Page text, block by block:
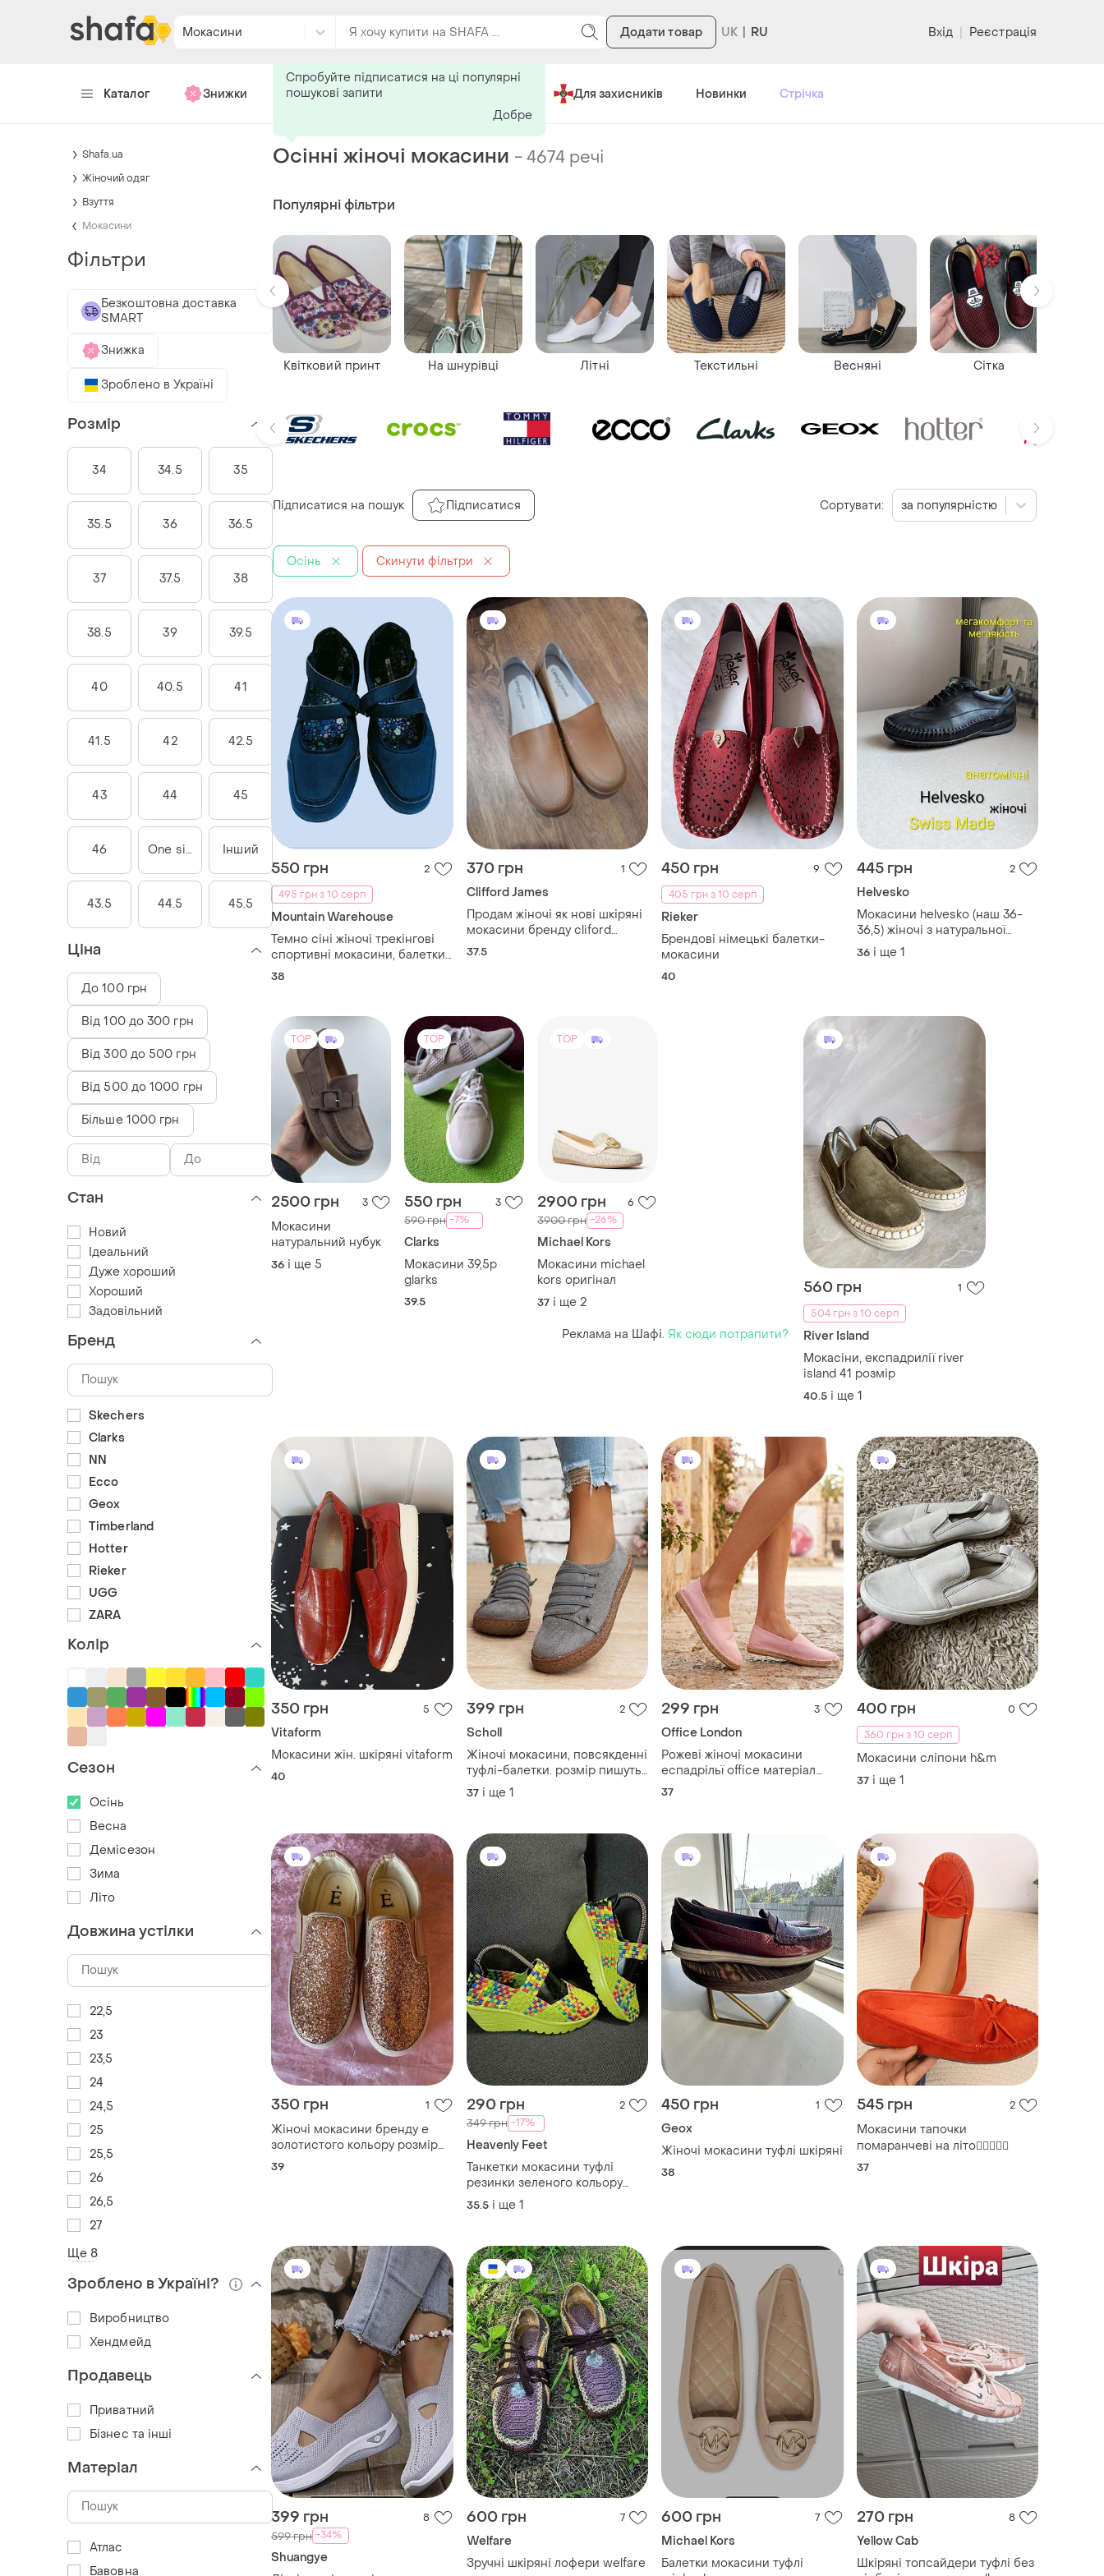
Мокасини Додати товар RU Вхід | Реєстрація
Каталог Знижки Хендмейд Для захисників Новинки Стрічка
Осінні жіночі мокасини -4674 речі
550 грн
2
495 грн з 10 серп
Mountain Warehouse
Темно сіні жіночі трекінгові
спортивні мокасини, балетки,
сандалі на ремінці з липучкою,
38
370 грн 1
Clifford James
Продам жіночі як нові шкіряні
мокасини бренду cliford
james
37.5
450 грн
9
405 грн з 10 серп
Rieker
Брендові німецькі балетки-
мокасини
40
445 грн 2
Helvesko
Мокасини helvesko (наш 36-
36,5) жіночі з натуральної
шкіри чорні швейцарія
36 і ще 1
TOP
2500 грн 3
Мокасини
натуральний нубук
36 і ще 5
TOP
550 грн 3
590 грн -7%
Clarks
Мокасини 39,5р
glarks
39.5
TOP
2900 грн 6
3900 грн -26%
Michael Kors
Мокасини michael
kors оригінал
37 і ще 2
Реклама на Шафі. Як сюди потрапити?
560 грн
1
504 грн з 10 серп
River Island
Мокасіни, експадрилії river
island 41 розмір
40.5 і ще 1
350 грн 5
Vitaform
Мокасини жін. шкіряні vitaform
40
399 грн 2
Scholl
Жіночі мокасини, повсякденні
туфлі-балетки. розмір пишуть
38, але краще брати на 37.
37 і ще 1
299 грн 3
Office London
Рожеві жіночі мокасини
еспадрільї office матеріал
текстиль розмір 37
37
400 грн
0
360 грн з 10 серп
Мокасини сліпони h&m
37 і ще 1
350 грн 1
Жіночі мокасини бренду е
золотистого кольору розмір
39
39
290 грн 2
349 грн -17%
Heavenly Feet
Танкетки мокасини туфлі
резинки зеленого кольору
розмір 36
35.5 і ще 1
450 грн 1
Geox
Жіночі мокасини туфлі шкіряні
38
545 грн 2
Мокасини тапочки
помаранчеві на літо❤️‍🔥🍊🍀🧡
37
399 грн 8
599 грн -34%
Shuangye
600 грн 7
Welfare
Зручні шкіряні лофери welfare
600 грн 7
Michael Kors
Балетки мокасини туфлі
270 грн 8
Yellow Cab
Шкіряні топсайдери туфлі без
Популярні фільтри
Квітковий принт На шнурівці Літні Текстильні Весняні Сітка
Осінь Скинути фільтри
Підписатися на пошук Підписатися
Спробуйте підписатися на ці популярні
пошукові запити
Добре
Сортувати: за популярністю
Shafa.ua
Жіночий одяг
Взуття
Мокасини
Фільтри
Безкоштовна доставка
SMART
Знижка
Зроблено в Україні
Розмір
34 34.5 35
35.5 36 36.5
37 37.5 38
38.5 39 39.5
40 40.5 41
41.5 42 42.5
43 44 45
46 One size Інший
43.5 44.5 45.5
Ціна
До 100 грн
Від 100 до 300 грн
Від 300 до 500 грн
Від 500 до 1000 грн
Більше 1000 грн
Стан
Новий
Ідеальний
Дуже хороший
Хороший
Задовільний
Бренд
Skechers
Clarks
NN
Ecco
Geox
Timberland
Hotter
Rieker
UGG
ZARA
Колір
Сезон
Осінь
Весна
Демісезон
Зима
Літо
Довжина устілки
22,5
23
23,5
24
24,5
25
25,5
26
26,5
27
Ще 8
Зроблено в Україні?
Виробництво
Хендмейд
Продавець
Приватний
Бізнес та інші
Матеріал
Атлас
Бавовна